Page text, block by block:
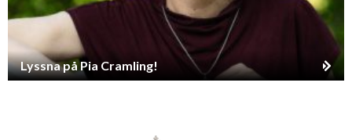
Lyssna på Pia Cramling!